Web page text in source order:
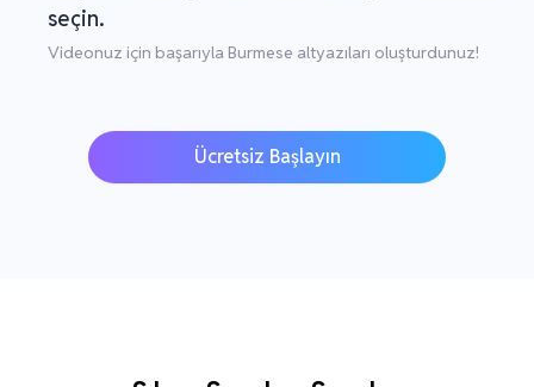
seçin.
Videonuz için başarıyla Burmese altyazıları oluşturdunuz!
Ücretsiz Başlayın